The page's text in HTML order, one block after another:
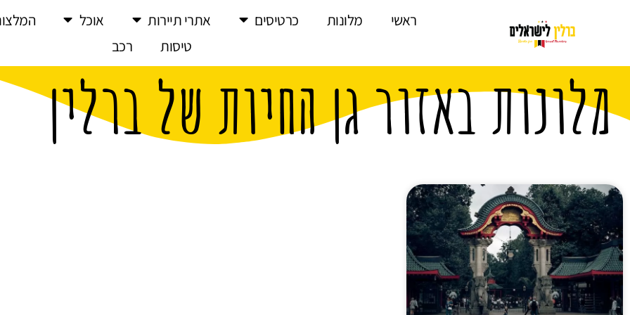
ראשי מלונות כרטיסים אתרי תיירות אוכל
טיסות
רכב
מלונות באזור גן החיות של ברלין